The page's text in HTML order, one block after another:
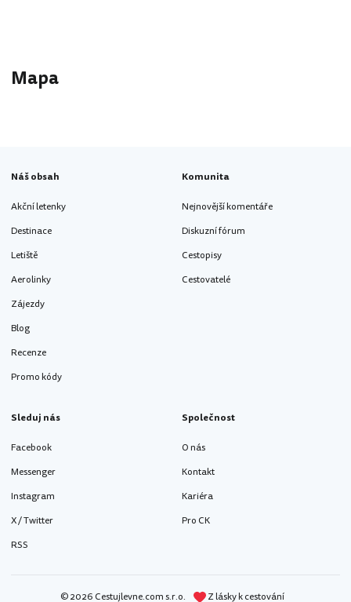
Mapa
Náš obsah
Akční letenky
Destinace
Letiště
Aerolinky
Zájezdy
Blog
Recenze
Promo kódy
Komunita
Nejnovější komentáře
Diskuzní fórum
Cestopisy
Cestovatelé
Sleduj nás
Facebook
Messenger
Instagram
X / Twitter
RSS
Společnost
O nás
Kontakt
Kariéra
Pro CK
© 2026 Cestujlevne.com s.r.o. Z lásky k cestování